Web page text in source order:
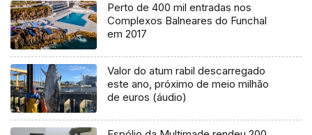
Perto de 400 mil entradas nos
Complexos Balneares do Funchal
em 2017
Valor do atum rabil descarregado
este ano, próximo de meio milhão
de euros (áudio)